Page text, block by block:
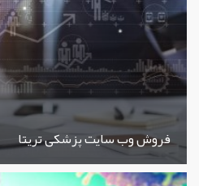
فروش وب سایت پزشکی تریتا